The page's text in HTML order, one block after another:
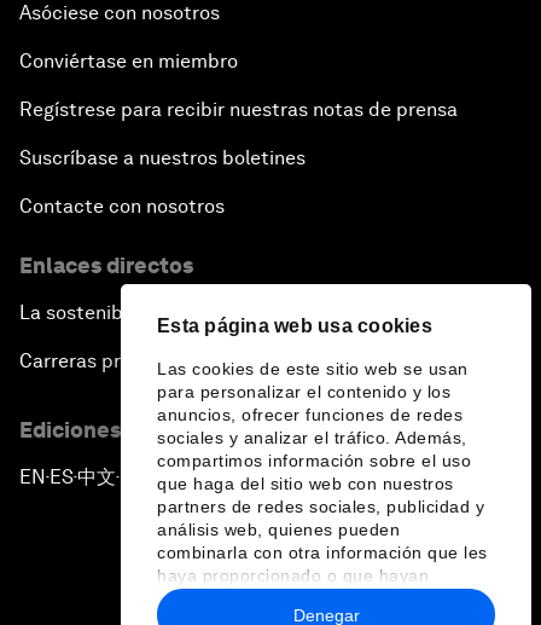
Esta página web usa cookies
Las cookies de este sitio web se usan
para personalizar el contenido y los
anuncios, ofrecer funciones de redes
sociales y analizar el tráfico. Además,
compartimos información sobre el uso
que haga del sitio web con nuestros
partners de redes sociales, publicidad y
análisis web, quienes pueden
combinarla con otra información que les
haya proporcionado o que hayan
recopilado a partir del uso que haya
Denegar
Asóciese con nosotros
Conviértase en miembro
Regístrese para recibir nuestras notas de prensa
Suscríbase a nuestros boletines
Contacte con nosotros
Enlaces directos
La sostenibilidad en el Foro
Carreras profesionales
Ediciones en otros idiomas
EN ▪ES▪中文▪ 日本語